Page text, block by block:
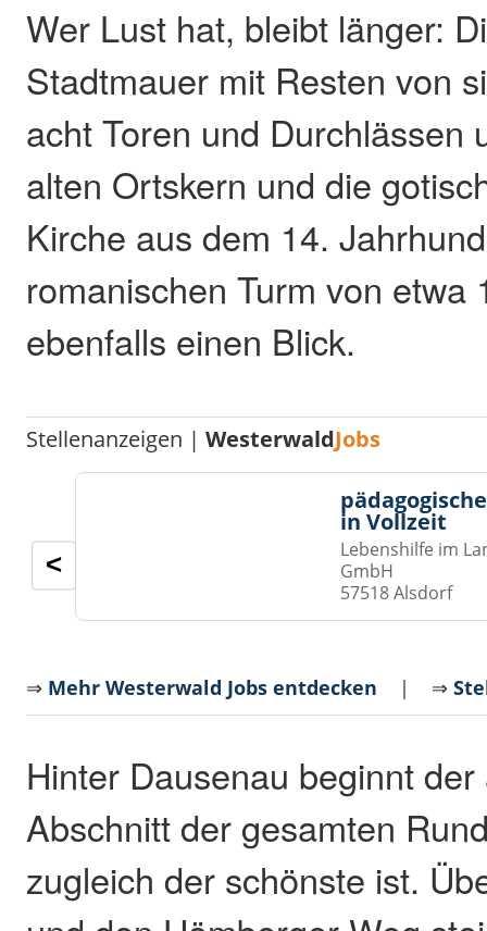
Wer Lust hat, bleibt länger:
Stadtmauer mit Resten von
acht Toren und Durchlässen
alten Ortskern und die
Kirche aus dem 14.
romanischen Turm von etwa
ebenfalls einen Blick.
Stellenanzeigen |WesterwaldJobs
in Vollzeit
Lebenshilfe im
GmbH
57518 Alsdorf
<
⇒ Mehr Westerwald Jobs entdecken | ⇒
Hinter Dausenau beginnt
Abschnitt der gesamten
zugleich der schönste ist.